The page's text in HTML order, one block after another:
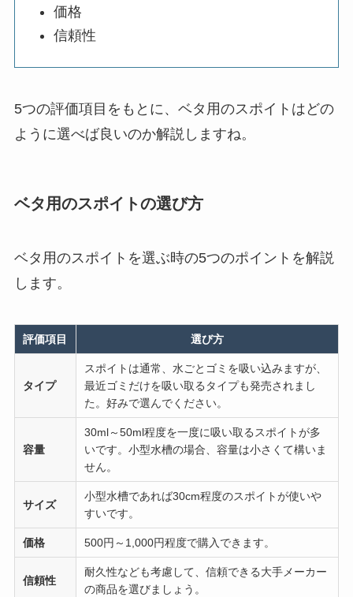
価格
信頼性
5つの評価項目をもとに、ベタ用のスポイトはどの
ように選べば良いのか解説しますね。
ベタ用のスポイトの選び方
ベタ用のスポイトを選ぶ時の5つのポイントを解説
します。
評価項目 選び方
タイプ
スポイトは通常、水ごとゴミを吸い込みますが、
最近ゴミだけを吸い取るタイプも発売されまし
た。好みで選んでください。
容量
30ml～50ml程度を一度に吸い取るスポイトが多
いです。小型水槽の場合、容量は小さくて構いま
せん。
サイズ
小型水槽であれば30cm程度のスポイトが使いや
すいです。
価格 500円～1,000円程度で購入できます。
信頼性
耐久性なども考慮して、信頼できる大手メーカー
の商品を選びましょう。